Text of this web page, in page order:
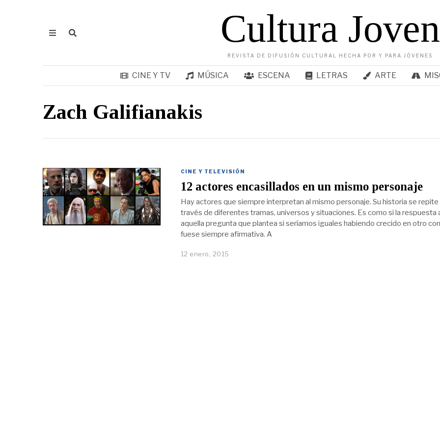
Cultura Joven
REVISTA DE DIFUSIÓN CULTURAL HECHA POR Y PARA JÓVENES
CINE Y TV MÚSICA ESCENA LETRAS ARTE
Zach Galifianakis
CINE Y TELEVISIÓN
12 actores encasillados en un mismo personaje
Hay actores que siempre interpretan al mismo personaje. Su historia se repite
través de diferentes tramas, universos y situaciones. Es como si la respuesta
aquella pregunta que plantea si seríamos iguales habiendo crecido en otro
fuese siempre afirmativa. A
12 enero, 2015